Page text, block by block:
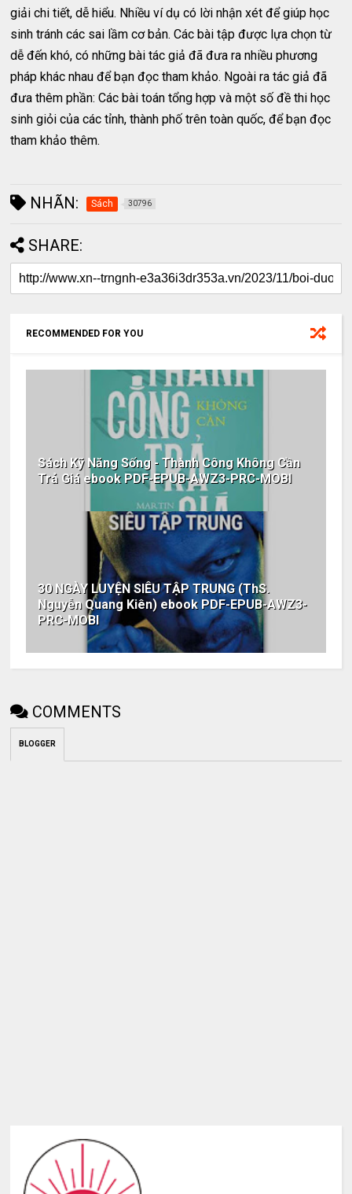
giải chi tiết, dễ hiểu. Nhiều ví dụ có lời nhận xét để giúp học
sinh tránh các sai lầm cơ bản. Các bài tập được lựa chọn từ
dễ đến khó, có những bài tác giả đã đưa ra nhiều phương
pháp khác nhau để bạn đọc tham khảo. Ngoài ra tác giả đã
đưa thêm phần: Các bài toán tổng hợp và một số đề thi học
sinh giỏi của các tỉnh, thành phố trên toàn quốc, để bạn đọc
tham khảo thêm.
NHÃN: Sách 30796
SHARE:
RECOMMENDED FOR YOU
Sách Kỹ Năng Sống - Thành Công Không Cần
Trả Giá ebook PDF-EPUB-AWZ3-PRC-MOBI
30 NGÀY LUYỆN SIÊU TẬP TRUNG (ThS.
Nguyễn Quang Kiên) ebook PDF-EPUB-AWZ3-
PRC-MOBI
COMMENTS
BLOGGER